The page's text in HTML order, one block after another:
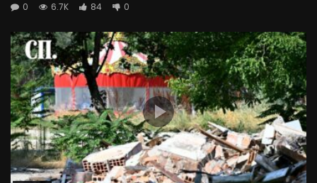
0
6.7K 84 0